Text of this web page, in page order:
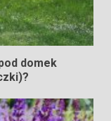
domek